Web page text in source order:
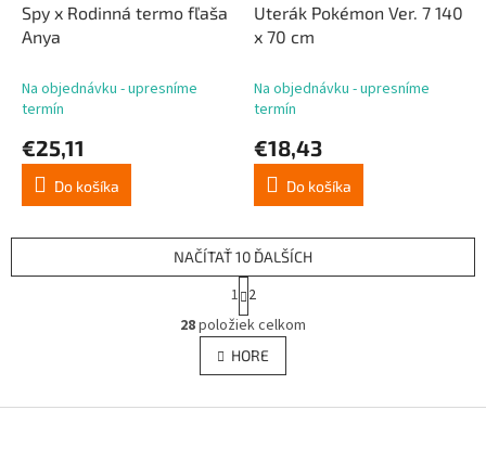
Spy x Rodinná termo fľaša
Anya
Na objednávku - upresníme
termín
€25,11
Do košíka
Uterák Pokémon Ver. 7 140
x 70 cm
Na objednávku - upresníme
termín
€18,43
Do košíka
O
v
l
á
NAČÍTAŤ 10 ĎALŠÍCH
S
t
r
á
n
k
v
1 2
28položiek celkom
HORE